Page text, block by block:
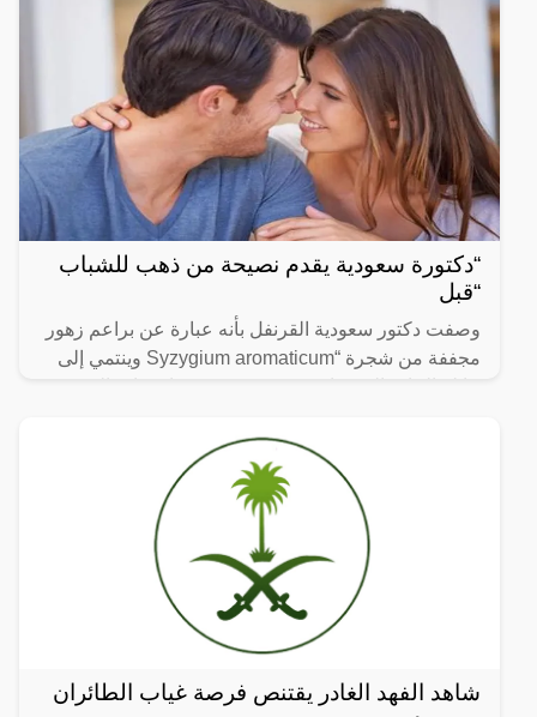
“دكتورة سعودية يقدم نصيحة من ذهب للشباب
“قبل
وصفت دكتور سعودية القرنفل بأنه عبارة عن براعم زهور
مجففة من شجرة “Syzygium aromaticum وينتمي إلى
شاهد الفهد الغادر يقتنص فرصة غياب الطائران